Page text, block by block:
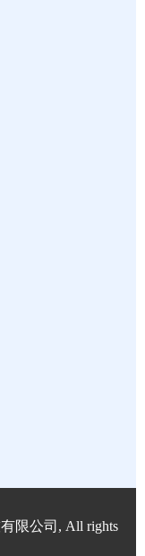
限公司, All rights